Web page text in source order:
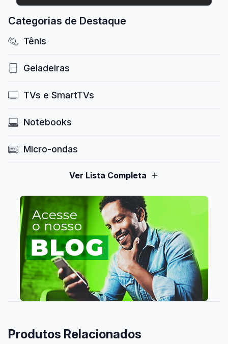
Categorias de Destaque
Tênis
Geladeiras
TVs e SmartTVs
Notebooks
Micro-ondas
Ver Lista Completa
Produtos Relacionados